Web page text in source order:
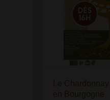
Le
en Bourgogne